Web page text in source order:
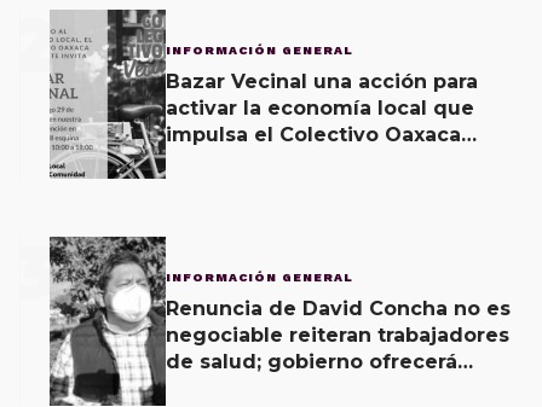
2 INFORMACIÓN GENERAL
Bazar Vecinal una acción para
activar la economía local que
impulsa el Colectivo Oaxaca
3 INFORMACIÓN GENERAL
Renuncia de David Concha no es
negociable reiteran trabajadores
de salud; gobierno ofrecerá